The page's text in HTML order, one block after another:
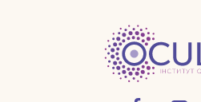
Услуги
Врачи